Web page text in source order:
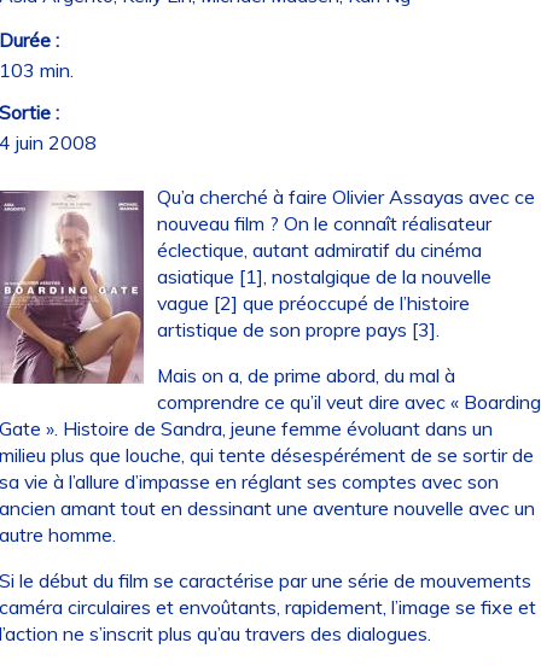
:
min.
:
juin 2008
Qu’a cherché à faire Olivier Assayas avec ce
nouveau film ? On le connaît réalisateur
éclectique, autant admiratif du cinéma
asiatique [1], nostalgique de la nouvelle
vague [2] que préoccupé de l’histoire
artistique de son propre pays [3].
Mais on a, de prime abord, du mal à
comprendre ce qu’il veut dire avec « Boarding
». Histoire de Sandra, jeune femme évoluant dans un
plus que louche, qui tente désespérément de se sortir de
vie à l’allure d’impasse en réglant ses comptes avec son
amant tout en dessinant une aventure nouvelle avec un
homme.
le début du film se caractérise par une série de mouvements
circulaires et envoûtants, rapidement, l’image se fixe et
ne s’inscrit plus qu’au travers des dialogues.